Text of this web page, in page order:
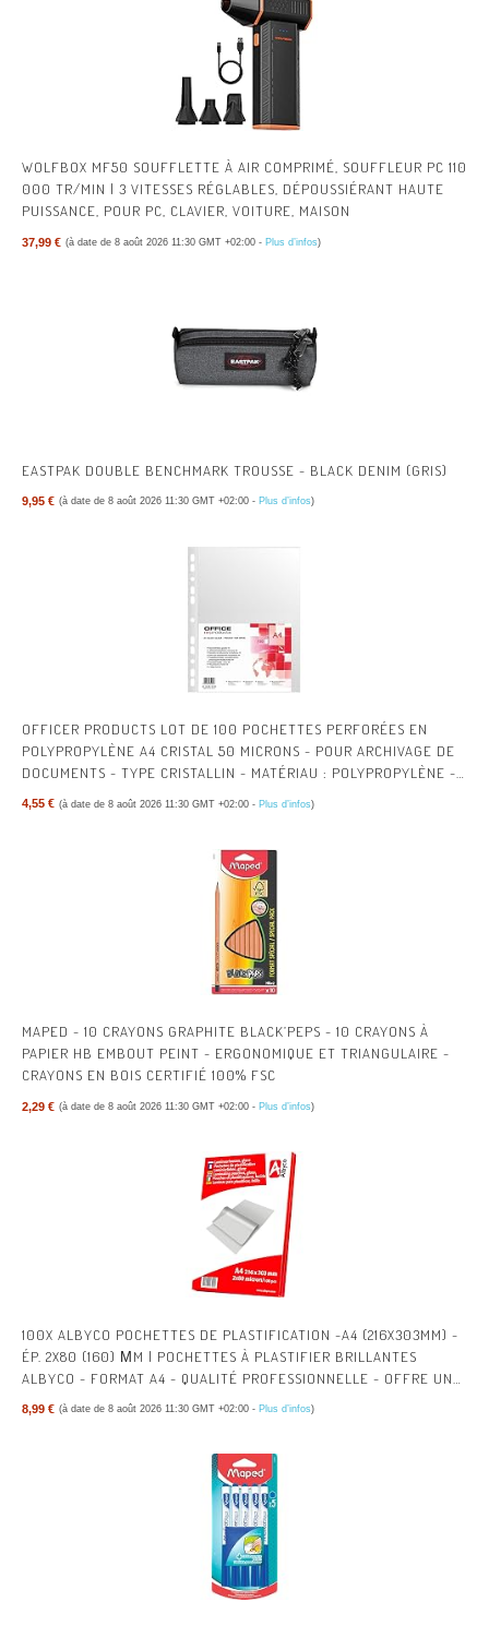
WOLFBOX MF50 SOUFFLETTE À AIR COMPRIMÉ, SOUFFLEUR PC 110
000 TR/MIN | 3 VITESSES RÉGLABLES, DÉPOUSSIÉRANT HAUTE
PUISSANCE, POUR PC, CLAVIER, VOITURE, MAISON
37,99 € (à date de 8 août 2026 11:30 GMT +02:00 - Plus d’infos)
EASTPAK DOUBLE BENCHMARK TROUSSE - BLACK DENIM (GRIS)
9,95 € (à date de 8 août 2026 11:30 GMT +02:00 - Plus d’infos)
OFFICER PRODUCTS LOT DE 100 POCHETTES PERFORÉES EN
POLYPROPYLÈNE A4 CRISTAL 50 MICRONS - POUR ARCHIVAGE DE
DOCUMENTS - TYPE CRISTALLIN - MATÉRIAU : POLYPROPYLÈNE -
4,55 € (à date de 8 août 2026 11:30 GMT +02:00 - Plus d’infos)
MAPED - 10 CRAYONS GRAPHITE BLACK’PEPS - 10 CRAYONS À
PAPIER HB EMBOUT PEINT - ERGONOMIQUE ET TRIANGULAIRE -
CRAYONS EN BOIS CERTIFIÉ 100% FSC
2,29 € (à date de 8 août 2026 11:30 GMT +02:00 - Plus d’infos)
100X ALBYCO POCHETTES DE PLASTIFICATION -A4 (216X303MM) -
ÉP. 2X80 (160) ΜM | POCHETTES À PLASTIFIER BRILLANTES
ALBYCO - FORMAT A4 - QUALITÉ PROFESSIONNELLE - OFFRE UNE
PROTECTION DURABLE.
8,99 € (à date de 8 août 2026 11:30 GMT +02:00 - Plus d’infos)